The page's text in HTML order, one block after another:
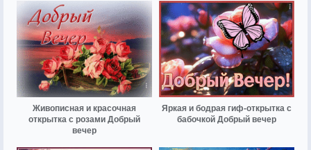
Живописная и красочная
открытка с розами Добрый
вечер
Яркая и бодрая гиф-открытка с
бабочкой Добрый вечер